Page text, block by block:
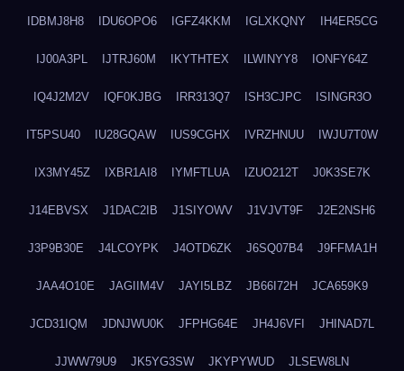
IDBMJ8H8 IDU6OPO6 IGFZ4KKM IGLXKQNY IH4ER5CG
IJ00A3PL IJTRJ60M IKYTHTEX ILWINYY8 IONFY64Z
IQ4J2M2V IQF0KJBG IRR313Q7 ISH3CJPC ISINGR3O
IT5PSU40 IU28GQAW IUS9CGHX IVRZHNUU IWJU7T0W
IX3MY45Z IXBR1AI8 IYMFTLUA IZUO212T J0K3SE7K
J14EBVSX J1DAC2IB J1SIYOWV J1VJVT9F J2E2NSH6
J3P9B30E J4LCOYPK J4OTD6ZK J6SQ07B4 J9FFMA1H
JAA4O10E JAGIIM4V JAYI5LBZ JB66I72H JCA659K9
JCD31IQM JDNJWU0K JFPHG64E JH4J6VFI JHINAD7L
JJWW79U9 JK5YG3SW JKYPYWUD JLSEW8LN